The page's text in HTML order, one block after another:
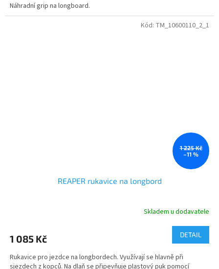
Náhradní grip na longboard.
1 225 Kč
–11 %
REAPER rukavice na longbord
Skladem u dodavatele
1 085 Kč DETAIL
Rukavice pro jezdce na longbordech. Využívají se hlavně při
sjezdech z kopců. Na dlaň se připevňuje plastový puk pomocí
Kód: TM_10600110_2_1